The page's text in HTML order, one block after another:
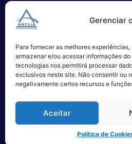
Gerenciar
Para fornecer as melhores
armazenar e/ou acessar informações
tecnologias nos permitirá processar
exclusivos neste site. Não consentir ou
negativamente certos recursos e
Aceitar
Política de
de softwares e serviços de
Alameda Campinas, 1100
São Paulo